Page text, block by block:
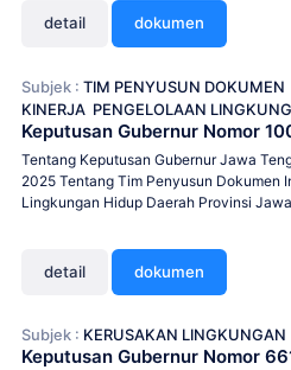
detail dokumen
Subjek : TIM PENYUSUN DOKUMEN
KINERJA PENGELOLAAN
Keputusan Gubernur Nomor
Tentang Keputusan Gubernur Jawa
2025 Tentang Tim Penyusun Dokumen
Lingkungan Hidup Daerah Provinsi
detail dokumen
Subjek : KERUSAKAN LINGKUNGAN
Keputusan Gubernur Nomor